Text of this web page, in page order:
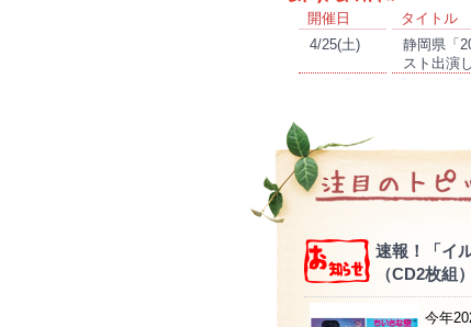
開催日 タイトル
4/25(土)
静岡県「
スト出演
速報！「イ
（CD2枚組
今年